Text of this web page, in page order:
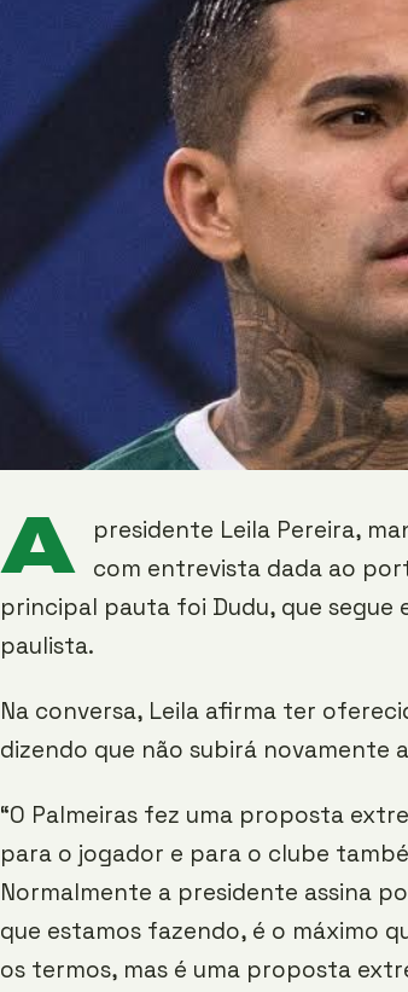
A
presidente Leila Pereira,
com entrevista dada ao
principal pauta foi Dudu, que
paulista.
Na conversa, Leila afirma ter
dizendo que não subirá novamente
“O Palmeiras fez uma proposta
para o jogador e para o clube
Normalmente a presidente assina
que estamos fazendo, é o máximo
os termos, mas é uma proposta